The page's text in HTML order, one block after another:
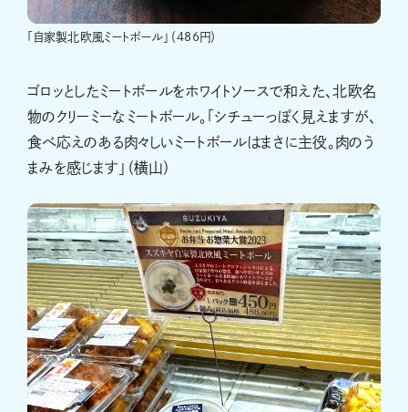
「自家製北欧風ミートボール」（486円）
ゴロッとしたミートボールをホワイトソースで和えた、北欧名
物のクリーミーなミートボール。「シチューっぽく見えますが、
食べ応えのある肉々しいミートボールはまさに主役。肉のう
まみを感じます」（横山）